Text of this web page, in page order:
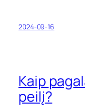
2024-09-16
Kaip
peilį?